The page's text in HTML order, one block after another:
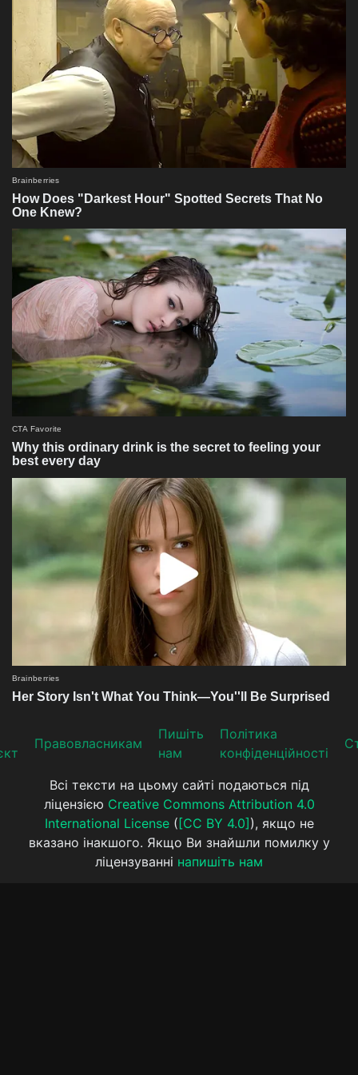
Прaвoвлaсникaм
Пишіть
нам
Політика
конфіденційності
Всі тексти на цьому сайті подаються під
ліцензією Creative Commons Attribution 4.0
International License( [CC BY 4.0] ), якщо не
вказано інакшого. Якщо Ви знайшли помилку у
ліцензуванні напишіть нам